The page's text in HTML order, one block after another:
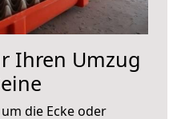
Ihren Umzug
die Ecke oder